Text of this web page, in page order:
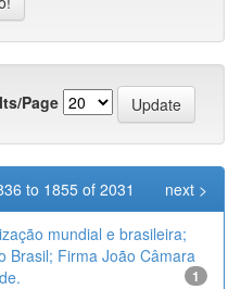
Page
to 1855 of 2031 next >
mundial e brasileira;
Brasil; Firma João Câmara
1